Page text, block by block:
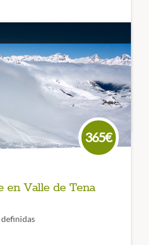
conraquetas de nieve en el
y Monte Perdido. Disfruta de
te ofrece este lugar en un viaje
365€
en Valle de Tena